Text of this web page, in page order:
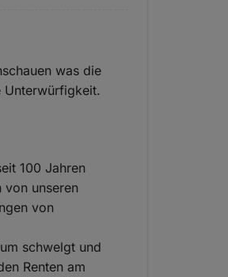
was die
Unterwürfigkeit.
100 Jahren
von unseren
von
schwelgt und
Renten am